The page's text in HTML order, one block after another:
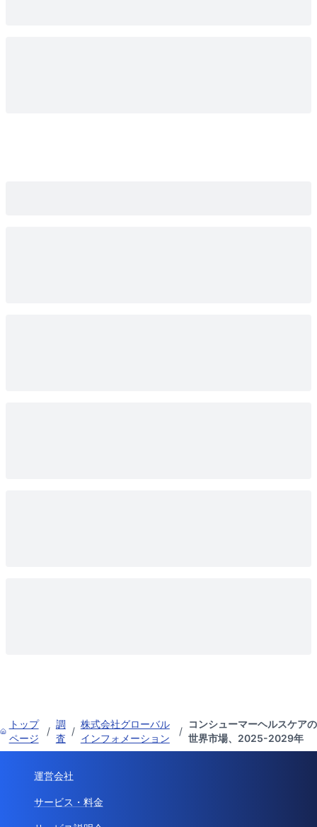
トップ
ページ
/
調
査
/
株式会社グローバル
インフォメーション
/
コンシューマーヘルスケアの
世界市場、2025-2029年
運営会社
サービス・料金